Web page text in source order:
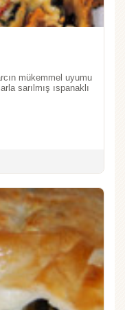
mükemmel uyumu
sarılmış ıspanaklı